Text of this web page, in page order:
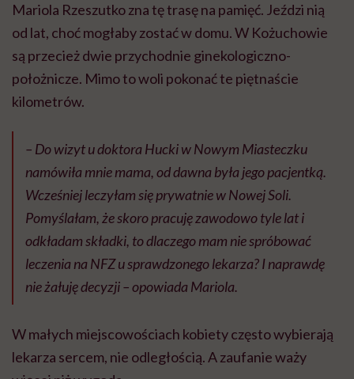
Pomyślałam, że skoro pracuję zawodowo tyle lat i
odkładam składki, to dlaczego mam nie spróbować
leczenia na NFZ u sprawdzonego lekarza? I naprawdę
nie żałuję decyzji – opowiada Mariola.
W małych miejscowościach kobiety często wybierają
lekarza sercem, nie odległością. A zaufanie waży
więcej niż wygoda.
SPIS TREŚCI
Rodzinne tradycje w białych fartuchach
„Pań, które się wstydzą, w poradni się nie ogląda”
Ekonomia małych gabinetów
„U ginekologa byłam, jak rodziłam”